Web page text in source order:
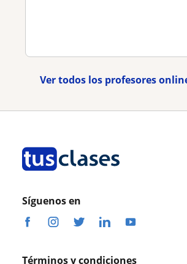
Ver todos los profesores
Síguenos en
Términos y condiciones